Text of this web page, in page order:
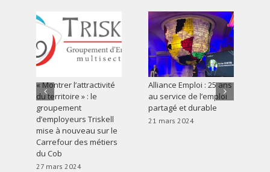
« Montrer l’attractivité
du territoire » : le
groupement
d’employeurs Triskell
mise à nouveau sur le
Carrefour des métiers
du Cob
27 mars 2024
Alliance Emploi : 25 ans
au service de l’emploi
partagé et durable
21 mars 2024